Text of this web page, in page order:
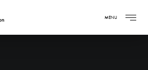
MENU